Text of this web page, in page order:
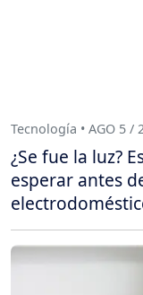
Tecnología • AGO 5 /
¿Se fue la luz?
esperar antes